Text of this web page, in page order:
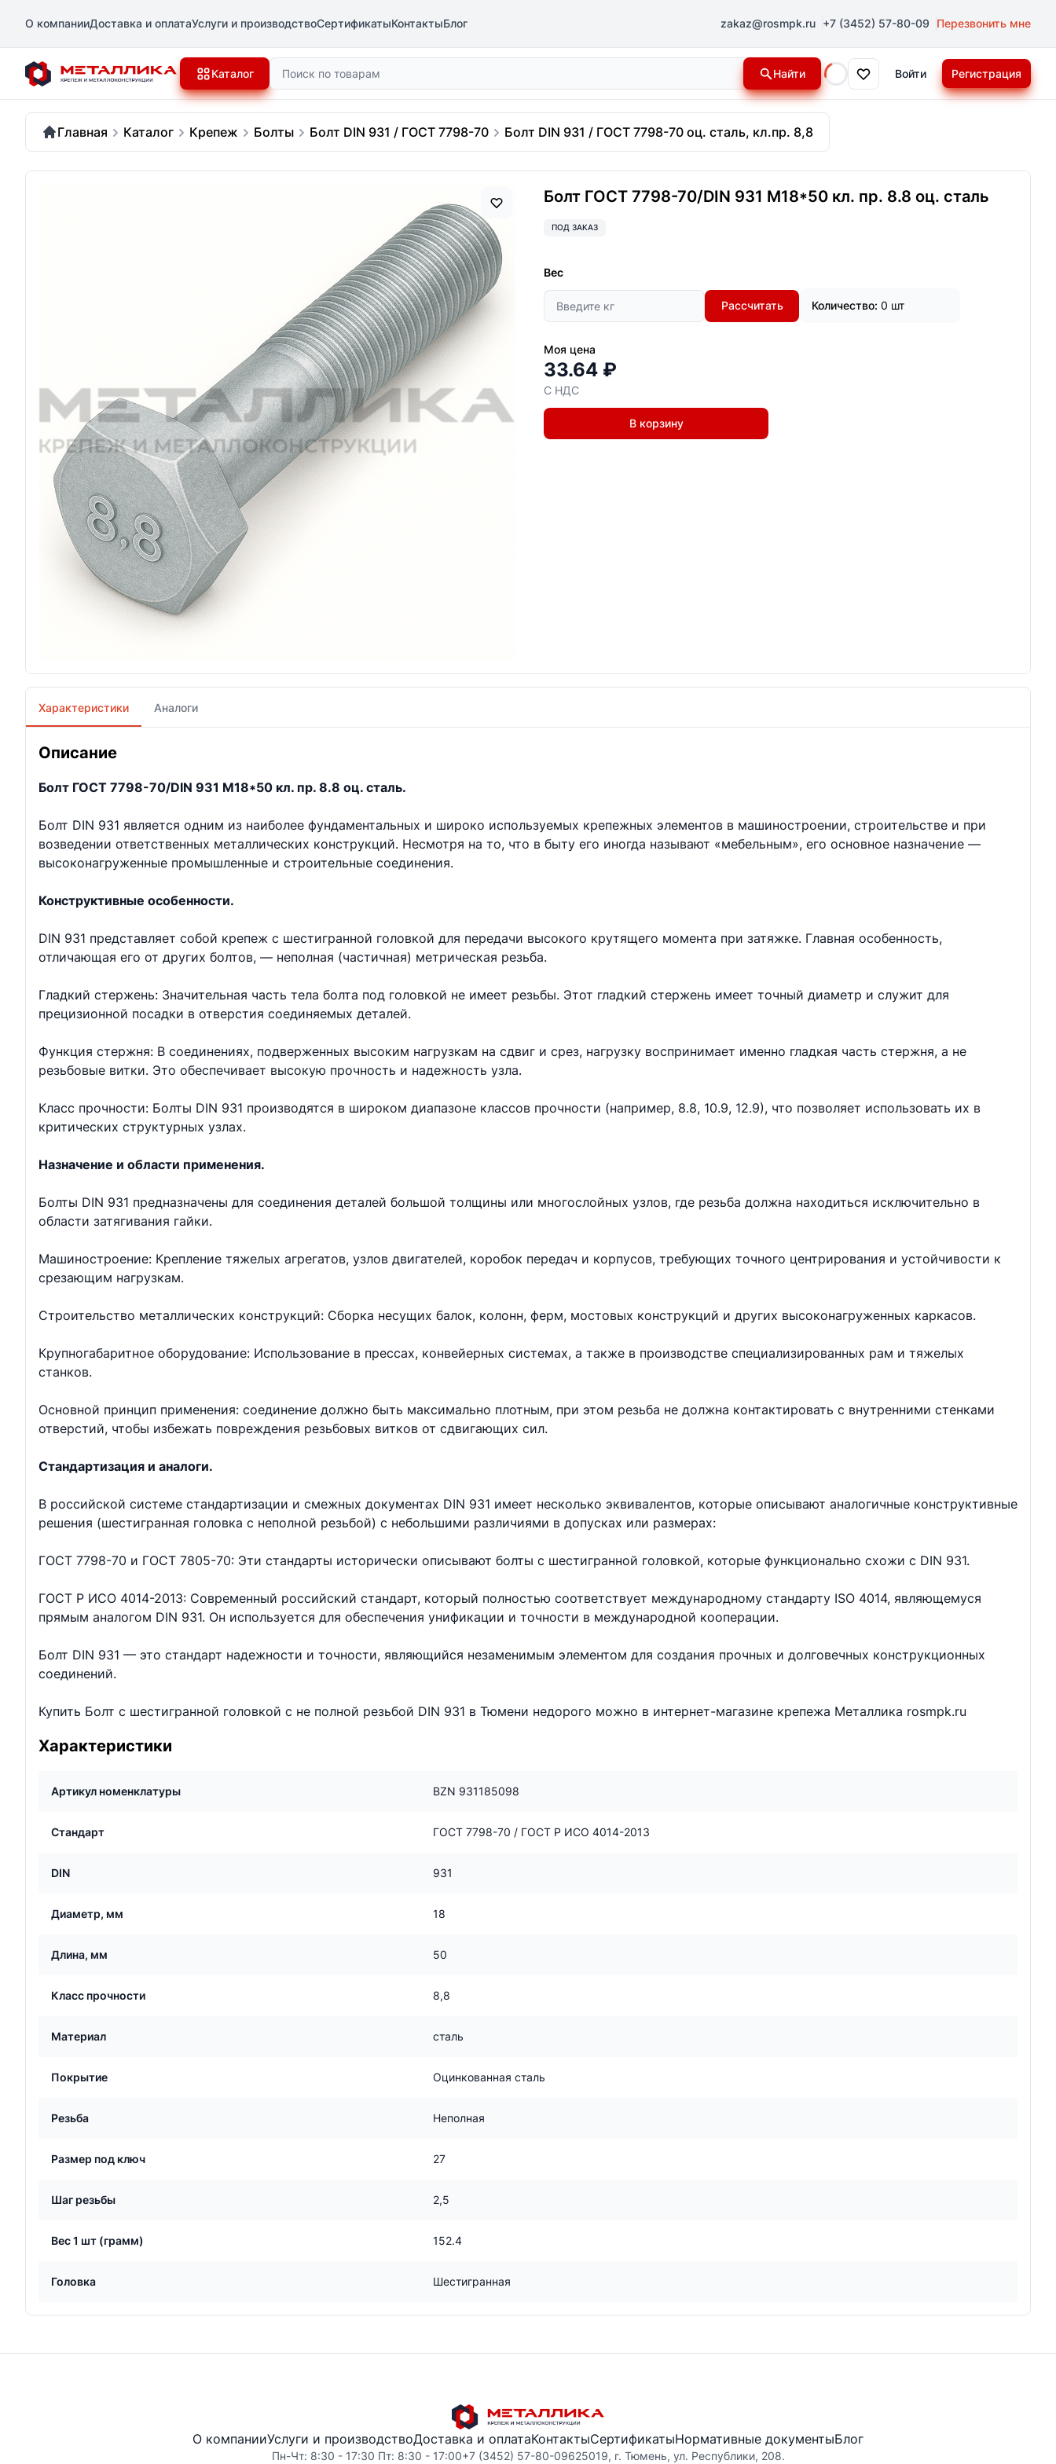
О компанииДоставка и оплатаУслуги и производствоСертификатыКонтактыБлог zakaz@rosmpk.ru +7 (3452) 57-80-09 Перезвонить мне
Каталог Поиск Найти
Loading...
Войти Регистрация
Главная Каталог Крепеж Болты Болт DIN 931 / ГОСТ 7798-70 Болт DIN 931 / ГОСТ 7798-70 оц. сталь, кл.пр. 8,8
Болт ГОСТ 7798-70/DIN 931 М18*50 кл. пр. 8.8 оц. сталь
ПОД ЗАКАЗ
Вес
Рассчитать Количество: 0 шт
Моя цена
33.64 ₽
С НДС
В корзину
Характеристики Аналоги
Описание
Болт ГОСТ 7798-70/DIN 931 М18*50 кл. пр. 8.8 оц. сталь.
Болт DIN 931 является одним из наиболее фундаментальных и широко используемых крепежных элементов в машиностроении, строительстве и при
возведении ответственных металлических конструкций. Несмотря на то, что в быту его иногда называют «мебельным», его основное назначение —
высоконагруженные промышленные и строительные соединения.
Конструктивные особенности.
DIN 931 представляет собой крепеж с шестигранной головкой для передачи высокого крутящего момента при затяжке. Главная особенность,
отличающая его от других болтов, — неполная (частичная) метрическая резьба.
Гладкий стержень: Значительная часть тела болта под головкой не имеет резьбы. Этот гладкий стержень имеет точный диаметр и служит для
прецизионной посадки в отверстия соединяемых деталей.
Функция стержня: В соединениях, подверженных высоким нагрузкам на сдвиг и срез, нагрузку воспринимает именно гладкая часть стержня, а не
резьбовые витки. Это обеспечивает высокую прочность и надежность узла.
Класс прочности: Болты DIN 931 производятся в широком диапазоне классов прочности (например, 8.8, 10.9, 12.9), что позволяет использовать их в
критических структурных узлах.
Назначение и области применения.
Болты DIN 931 предназначены для соединения деталей большой толщины или многослойных узлов, где резьба должна находиться исключительно в
области затягивания гайки.
Машиностроение: Крепление тяжелых агрегатов, узлов двигателей, коробок передач и корпусов, требующих точного центрирования и устойчивости к
срезающим нагрузкам.
Строительство металлических конструкций: Сборка несущих балок, колонн, ферм, мостовых конструкций и других высоконагруженных каркасов.
Крупногабаритное оборудование: Использование в прессах, конвейерных системах, а также в производстве специализированных рам и тяжелых
станков.
Основной принцип применения: соединение должно быть максимально плотным, при этом резьба не должна контактировать с внутренними стенками
отверстий, чтобы избежать повреждения резьбовых витков от сдвигающих сил.
Стандартизация и аналоги.
В российской системе стандартизации и смежных документах DIN 931 имеет несколько эквивалентов, которые описывают аналогичные конструктивные
решения (шестигранная головка с неполной резьбой) с небольшими различиями в допусках или размерах:
ГОСТ 7798-70 и ГОСТ 7805-70: Эти стандарты исторически описывают болты с шестигранной головкой, которые функционально схожи с DIN 931.
ГОСТ Р ИСО 4014-2013: Современный российский стандарт, который полностью соответствует международному стандарту ISO 4014, являющемуся
прямым аналогом DIN 931. Он используется для обеспечения унификации и точности в международной кооперации.
Болт DIN 931 — это стандарт надежности и точности, являющийся незаменимым элементом для создания прочных и долговечных конструкционных
соединений.
Купить Болт с шестигранной головкой с не полной резьбой DIN 931 в Тюмени недорого можно в интернет-магазине крепежа Металлика rosmpk.ru
Характеристики
Артикул номенклатуры BZN 931185098
Стандарт ГОСТ 7798-70 / ГОСТ Р ИСО 4014-2013
DIN 931
Диаметр, мм 18
Длина, мм 50
Класс прочности 8,8
Материал сталь
Покрытие Оцинкованная сталь
Резьба Неполная
Размер под ключ 27
Шаг резьбы 2,5
Вес 1 шт (грамм) 152.4
Головка Шестигранная
О компанииУслуги и производствоДоставка и оплатаКонтактыСертификатыНормативные документыБлог
Пн-Чт: 8:30 - 17:30 Пт: 8:30 - 17:00+7 (3452) 57-80-09625019, г. Тюмень, ул. Республики, 208.